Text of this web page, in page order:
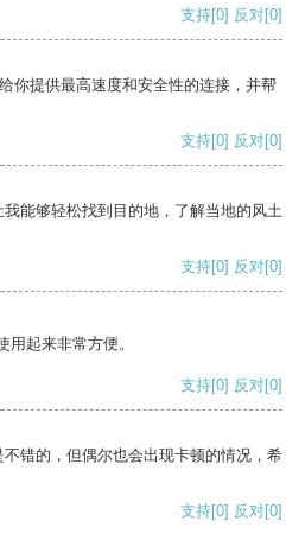
支持[0] 反对[0]
你提供最高速度和安全性的连接，并帮
支持[0] 反对[0]
能够轻松找到目的地，了解当地的风土
支持[0] 反对[0]
起来非常方便。
支持[0] 反对[0]
错的，但偶尔也会出现卡顿的情况，希
支持[0] 反对[0]